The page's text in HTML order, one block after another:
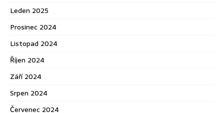
Leden 2025
Prosinec 2024
Listopad 2024
Říjen 2024
Září 2024
Srpen 2024
Červenec 2024